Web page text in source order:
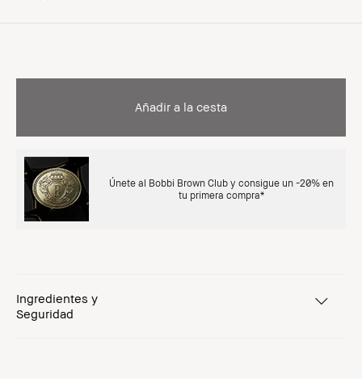
Añadir a la cesta
Únete al Bobbi Brown Club y consigue un -20% en
tu primera compra*
Ingredientes y
Seguridad